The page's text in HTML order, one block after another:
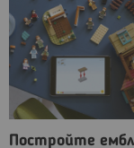
Постройте